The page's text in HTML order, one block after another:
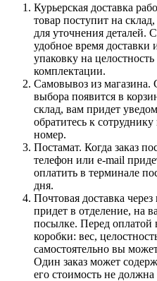
Курьерская доставка
товар поступит на
для уточнения деталей.
удобное время доставки
упаковку на
комплектации.
Самовывоз из магазина.
выбора появится в
склад, вам придет
обратитесь к
номер.
Постамат. Когда заказ
телефон или e-mail
оплатить в терминале
дня.
Почтовая доставка
придет в отделение, на
посылке. Перед оплатой
коробки: вес,
самостоятельно вы
Один заказ может
его стоимость не